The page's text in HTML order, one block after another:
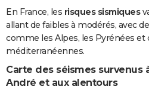
Coulées de
Boue
Inondations
et/ou
Coulées de
06/11/1982
En France, les risques sismiques
allant de faibles à modérés, avec
comme les Alpes, les Pyrénées et
méditerranéennes.
Carte des séismes survenus
André et aux alentours